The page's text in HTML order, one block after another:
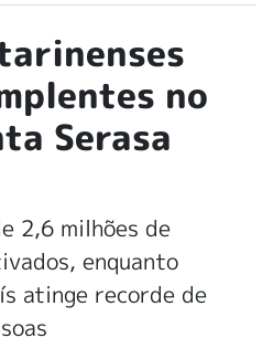
no
Serasa
2,6 milhões de
enquanto
atinge recorde de